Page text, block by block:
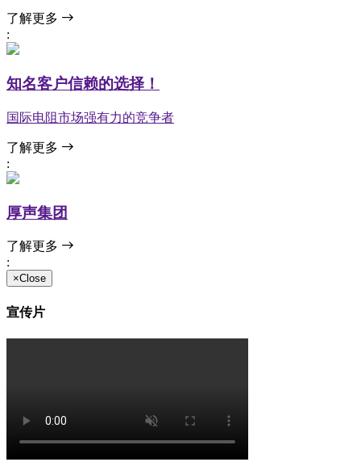
了解更多
:
知名客户信赖的选择！
国际电阻市场强有力的竞争者
了解更多
:
厚声集团
了解更多
:
×Close
宣传片